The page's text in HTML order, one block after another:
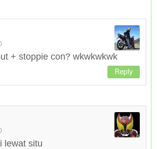
+ stoppie con? wkwkwkwk
Reply
lewat situ